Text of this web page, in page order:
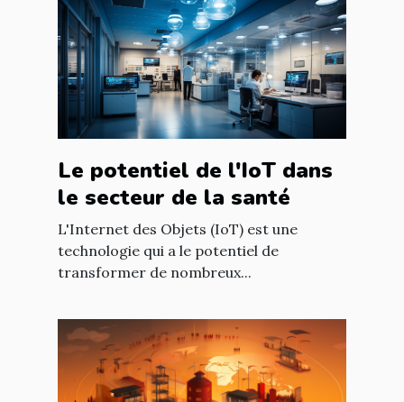
Le potentiel de l'IoT dans
le secteur de la santé
L'Internet des Objets (IoT) est une
technologie qui a le potentiel de
transformer de nombreux...